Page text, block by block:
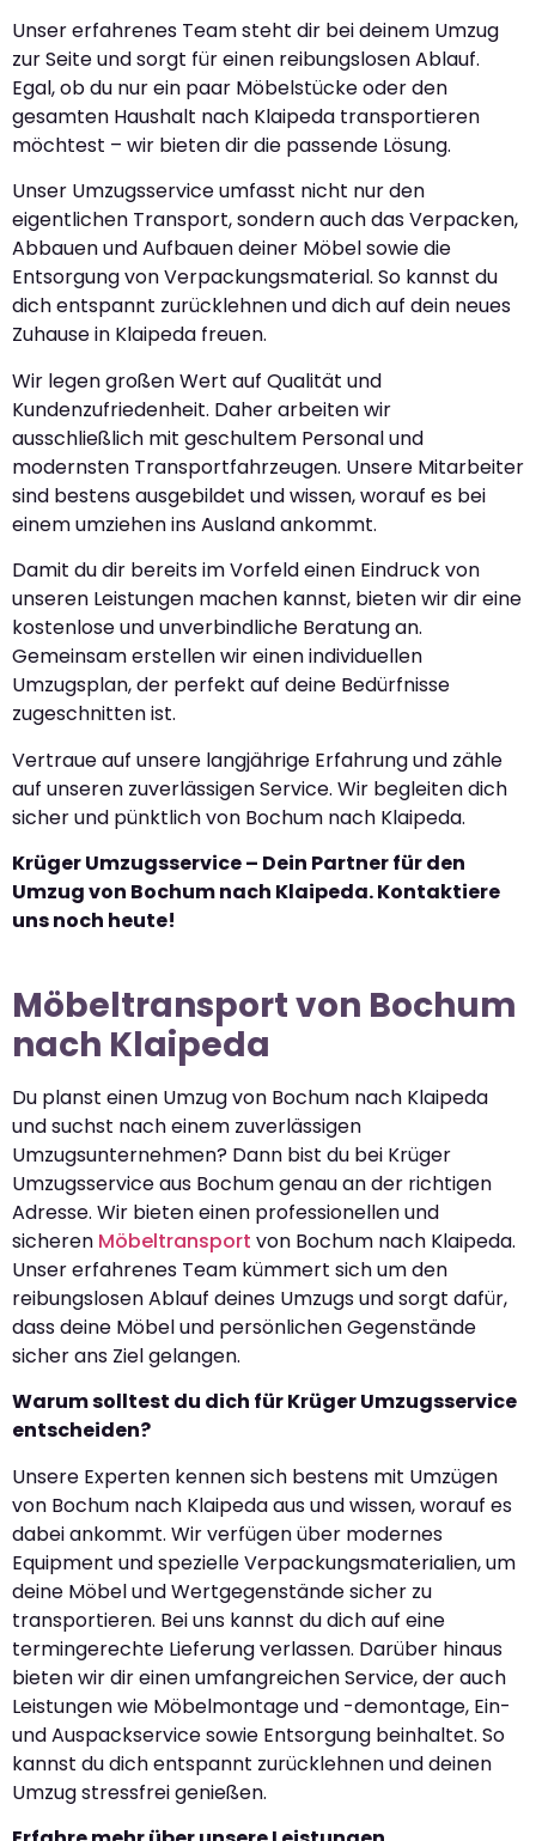
Unser erfahrenes Team steht dir bei deinem Umzug
zur Seite und sorgt für einen reibungslosen Ablauf.
Egal, ob du nur ein paar Möbelstücke oder den
gesamten Haushalt nach Klaipeda transportieren
möchtest – wir bieten dir die passende Lösung.
Unser Umzugsservice umfasst nicht nur den
eigentlichen Transport, sondern auch das Verpacken,
Abbauen und Aufbauen deiner Möbel sowie die
Entsorgung von Verpackungsmaterial. So kannst du
dich entspannt zurücklehnen und dich auf dein neues
Zuhause in Klaipeda freuen.
Wir legen großen Wert auf Qualität und
Kundenzufriedenheit. Daher arbeiten wir
ausschließlich mit geschultem Personal und
modernsten Transportfahrzeugen. Unsere Mitarbeiter
sind bestens ausgebildet und wissen, worauf es bei
einem umziehen ins Ausland ankommt.
Damit du dir bereits im Vorfeld einen Eindruck von
unseren Leistungen machen kannst, bieten wir dir eine
kostenlose und unverbindliche Beratung an.
Gemeinsam erstellen wir einen individuellen
Umzugsplan, der perfekt auf deine Bedürfnisse
zugeschnitten ist.
Vertraue auf unsere langjährige Erfahrung und zähle
auf unseren zuverlässigen Service. Wir begleiten dich
sicher und pünktlich von Bochum nach Klaipeda.
Krüger Umzugsservice – Dein Partner für den
Umzug von Bochum nach Klaipeda. Kontaktiere
uns noch heute!
Möbeltransport von Bochum
nach Klaipeda
Du planst einen Umzug von Bochum nach Klaipeda
und suchst nach einem zuverlässigen
Umzugsunternehmen? Dann bist du bei Krüger
Umzugsservice aus Bochum genau an der richtigen
Adresse. Wir bieten einen professionellen und
sicheren Möbeltransport von Bochum nach Klaipeda.
Unser erfahrenes Team kümmert sich um den
reibungslosen Ablauf deines Umzugs und sorgt dafür,
dass deine Möbel und persönlichen Gegenstände
sicher ans Ziel gelangen.
Warum solltest du dich für Krüger Umzugsservice
entscheiden?
Unsere Experten kennen sich bestens mit Umzügen
von Bochum nach Klaipeda aus und wissen, worauf es
dabei ankommt. Wir verfügen über modernes
Equipment und spezielle Verpackungsmaterialien, um
deine Möbel und Wertgegenstände sicher zu
transportieren. Bei uns kannst du dich auf eine
termingerechte Lieferung verlassen. Darüber hinaus
bieten wir dir einen umfangreichen Service, der auch
Leistungen wie Möbelmontage und -demontage, Ein-
und Auspackservice sowie Entsorgung beinhaltet. So
kannst du dich entspannt zurücklehnen und deinen
Umzug stressfrei genießen.